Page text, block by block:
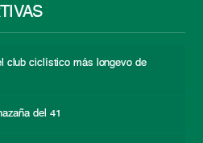
club ciclístico más longevo de
del 41